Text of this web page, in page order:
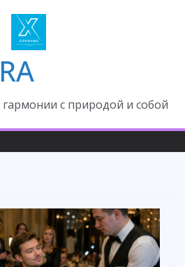
с природой и собой